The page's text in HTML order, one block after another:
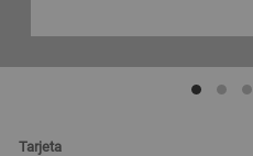
Tarjeta